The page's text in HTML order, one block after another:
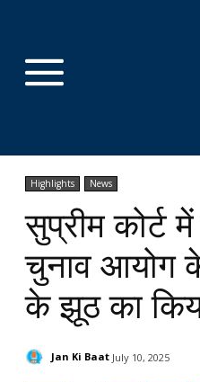
Highlights News
सुप्रीम कोर्ट
चुनाव आयोग के
के झूठ का
Jan Ki Baat July 10, 2025